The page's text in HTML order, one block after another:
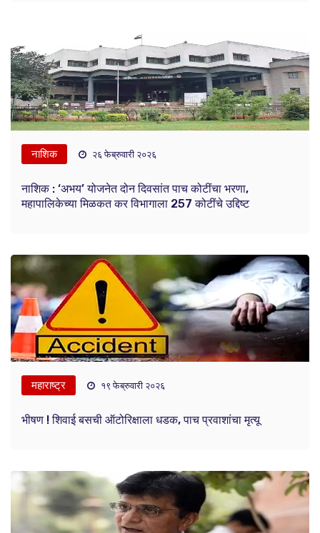
नाशिक २६ फेब्रुवारी २०२६
नाशिक : ‘अभय’ योजनेत दोन दिवसांत पाच कोटींचा भरणा,
महापालिकेच्या मिळकत कर विभागाला 257 कोटींचे उद्दिष्ट
महाराष्ट्र १९ फेब्रुवारी २०२६
भीषण ! शिवाई बसची ऑटोरिक्षाला धडक, पाच प्रवाशांचा मृत्यू